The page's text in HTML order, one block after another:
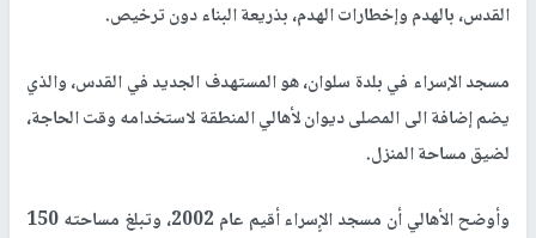
القدس، بالهدم وإخطارات الهدم، بذريعة البناء دون ترخيص.
مسجد الإسراء في بلدة سلوان، هو المستهدف الجديد في القدس، والذي
يضم إضافة الى المصلى ديوان لأهالي المنطقة لاستخدامه وقت الحاجة،
لضيق مساحة المنزل.
وأوضح الأهالي أن مسجد الإٍسراء أقيم عام 2002، وتبلغ مساحته 150